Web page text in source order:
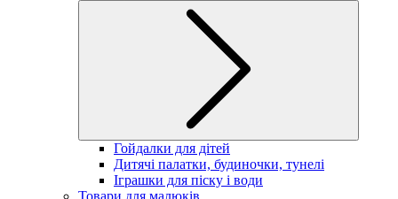
Гойдалки для дітей
Дитячі палатки, будиночки, тунелі
Іграшки для піску і води
Товари для малюків